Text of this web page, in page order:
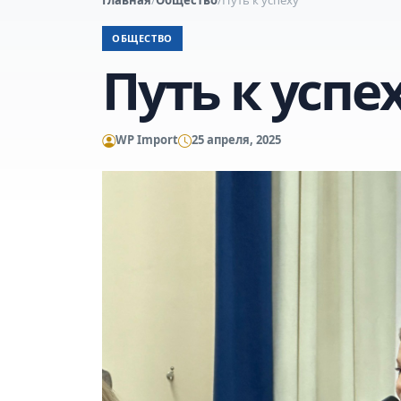
ОБЩЕСТВО
Путь к
WP Import 25 апреля, 2025